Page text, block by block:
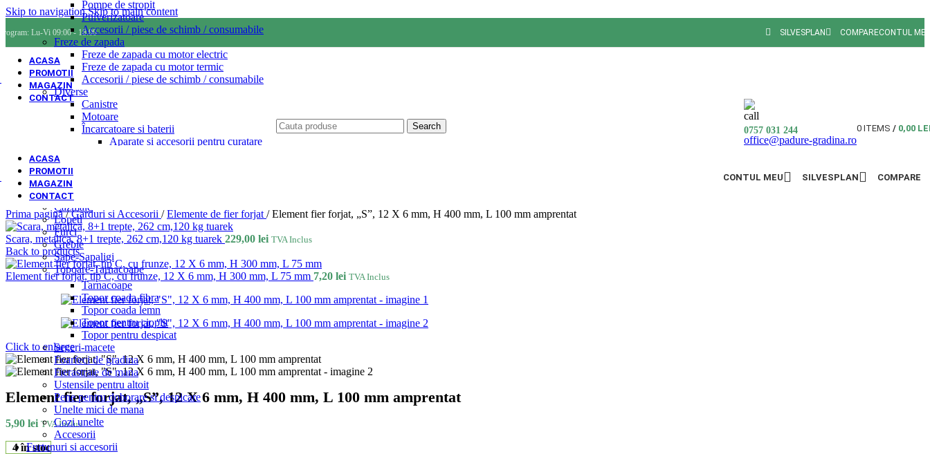
Skip to navigationSkip to main content
Lu-Vi 09:00 - 18:00 SILVESPLAN COMPARECONTUL
ACASA
PROMOTII
MAGAZIN
CONTACT
Pompe de stropit
Pulverizatoare
Accesorii / piese de schimb / consumabile
Freze de zapada
Freze de zapada cu motor electric
Freze de zapada cu motor termic
Accesorii / piese de schimb / consumabile
Diverse
Canistre
Motoare
Încarcatoare si baterii
Aparate si accesorii pentru curatare
Tractoare agricole
Mulgatoare
Scule si unelte pentru gradina-padure
Articole vin / fructe
Cazmale
Lopeti
Furci
Greble
Sape-Sapaligi
Topoare-Tarnacoape
Tarnacoape
Topor coada fibra
Topor coada lemn
Topor pentru cioplit
Topor pentru despicat
Seceri-macete
Foarfeci de gradina
Fierastraie de mana
Ustensile pentru altoit
Pene pentru doborare si despicare
Unelte mici de mana
Cozi unelte
Accesorii
Furtunuri si accesorii
Search 0757 031 244
office@padure-gradina.ro
0 ITEMS / 0,00
ACASA
PROMOTII
MAGAZIN
CONTACT
CONTUL MEU SILVESPLAN COMPARE
Prima pagină/ Garduri si Accesorii / Elemente de fier forjat / Element fier forjat, „S”, 12 X 6 mm, H 400 mm, L 100 mm amprentat
Scara, metalica, 8+1 trepte, 262 cm,120 kg tuarek 229,00 lei TVA Inclus
Back to products
Element fier forjat, tip C, cu frunze, 12 X 6 mm, H 300 mm, L 75 mm 7,20 lei TVA Inclus
Click to enlarge
Element fier forjat, „S”, 12 X 6 mm, H 400 mm, L 100 mm amprentat
5,90 lei TVA Inclus
4 în stoc